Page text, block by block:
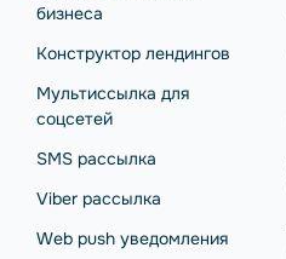
бизнеса
Конструктор лендингов
Мультиссылка для
соцсетей
SMS рассылка
Viber рассылка
Web push уведомления